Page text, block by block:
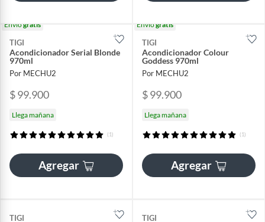
Envíogratis
TIGI
Acondicionador Serial Blonde
970ml
Por MECHU2
$ 99.900
Llega mañana
(1)
Agregar
Envíogratis
TIGI
Acondicionador Colour
Goddess 970ml
Por MECHU2
$ 99.900
Llega mañana
(1)
Agregar
TIGI TIGI